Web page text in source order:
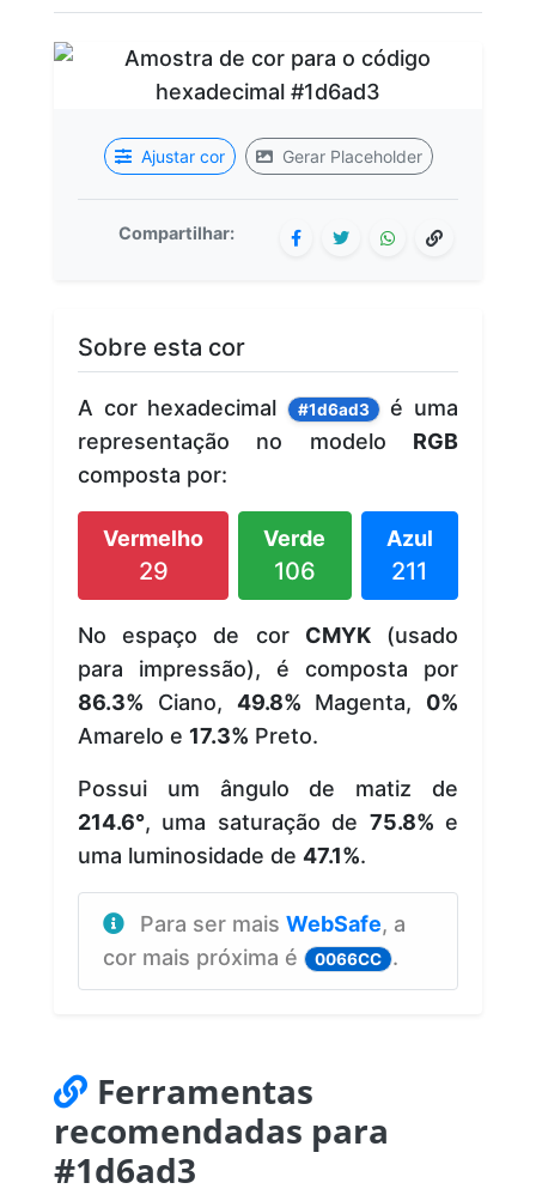
Ajustar cor Gerar Placeholder
Compartilhar:
Sobre esta cor
A cor hexadecimal #1d6ad3 é uma
representação no modelo RGB
composta por:
Vermelho
29
Verde
106
Azul
211
No espaço de cor CMYK(usado
para impressão), é composta por
86.3% Ciano, 49.8% Magenta, 0%
Amarelo e 17.3% Preto.
Possui um ângulo de matiz de
214.6°, uma saturação de 75.8% e
uma luminosidade de 47.1%.
Para ser mais WebSafe, a
cor mais próxima é
0066CC .
Ferramentas
recomendadas para
#1d6ad3